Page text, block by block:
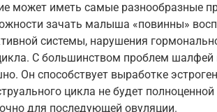
может иметь самые разнообразные
зачать малыша «повинны»
системы, нарушения
С большинством проблем шалфей
Он способствует выработке
цикла не будет
для последующей овуляции.